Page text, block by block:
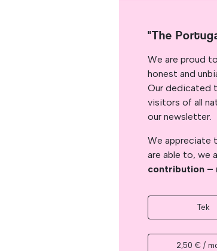
"The
We are proud
honest and
Our dedicated
visitors of all
our newsletter.
We appreciate
are able to, we
contribution –
Tek
2,50 € /